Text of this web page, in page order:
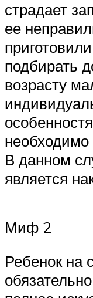
страдает
ее
подбирать
возрасту
необходимо
В данном
является
Миф 2
Ребенок на